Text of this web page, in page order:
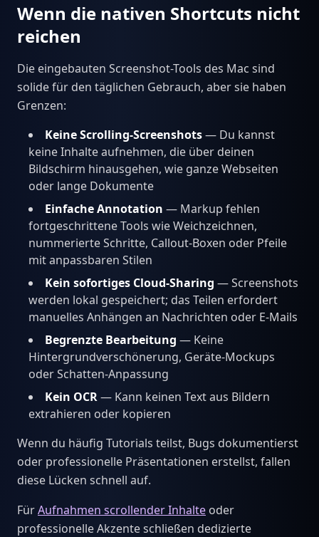
Wenn die nativen Shortcuts nicht
reichen
Die eingebauten Screenshot-Tools des Mac sind
solide für den täglichen Gebrauch, aber sie haben
Grenzen:
Keine Scrolling-Screenshots— Du kannst
keine Inhalte aufnehmen, die über deinen
Bildschirm hinausgehen, wie ganze Webseiten
oder lange Dokumente
Einfache Annotation — Markup fehlen
fortgeschrittene Tools wie Weichzeichnen,
nummerierte Schritte, Callout-Boxen oder Pfeile
mit anpassbaren Stilen
Kein sofortiges Cloud-Sharing — Screenshots
werden lokal gespeichert; das Teilen erfordert
manuelles Anhängen an Nachrichten oder E-Mails
Begrenzte Bearbeitung — Keine
Hintergrundverschönerung, Geräte-Mockups
oder Schatten-Anpassung
Kein OCR— Kann keinen Text aus Bildern
extrahieren oder kopieren
Wenn du häufig Tutorials teilst, Bugs dokumentierst
oder professionelle Präsentationen erstellst, fallen
diese Lücken schnell auf.
FürAufnahmen scrollender Inhalte oder
professionelle Akzente schließen dedizierte